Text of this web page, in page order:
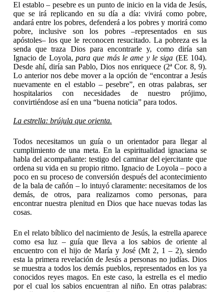
El establo – pesebre es un punto de inicio en la vida de Jesús,
que se irá replicando en su día a día: vivirá como pobre,
andará entre los pobres, defenderá a los pobres y morirá como
pobre, inclusive son los pobres –representados en sus
apóstoles– los que le reconocen resucitado. La pobreza es la
senda que traza Dios para encontrarle y, como diría san
Ignacio de Loyola, para que más le ame y le siga (EE 104).
Desde ahí, diría san Pablo, Dios nos enriquece (2ª Cor. 8, 9).
Lo anterior nos debe mover a la opción de “encontrar a Jesús
nuevamente en el establo – pesebre”, en otras palabras, ser
hospitalarios con necesidades de nuestro prójimo,
convirtiéndose así en una “buena noticia” para todos.
La estrella: brújula que orienta.
Todos necesitamos un guía o un orientador para llegar al
cumplimiento de una meta. En la espiritualidad ignaciana se
habla del acompañante: testigo del caminar del ejercitante que
ordena su vida en su propio ritmo. Ignacio de Loyola – poco a
poco en su proceso de conversión después del acontecimiento
de la bala de cañón – lo intuyó claramente: necesitamos de los
demás, de otros, para realizarnos como personas, para
encontrar nuestra plenitud en Dios que hace nuevas todas las
cosas.
En el relato bíblico del nacimiento de Jesús, la estrella aparece
como esa luz – guía que lleva a los sabios de oriente al
encuentro con el hijo de María y José (Mt 2, 1 – 2), siendo
esta la primera revelación de Jesús a personas no judías. Dios
se muestra a todos los demás pueblos, representados en los ya
conocidos reyes magos. En este caso, la estrella es el medio
por el cual los sabios encuentran al niño. En otras palabras: